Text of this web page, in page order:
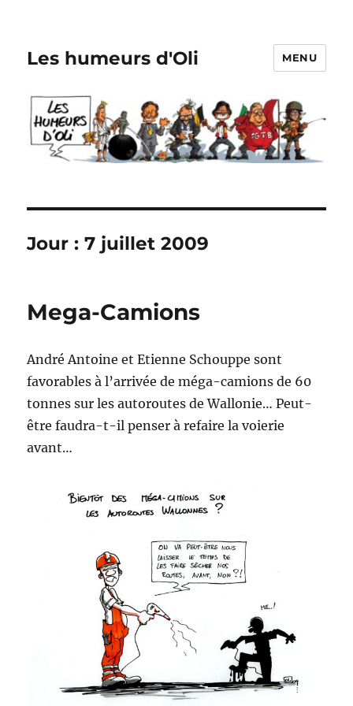
Les humeurs d'Oli MENU
Jour :7 juillet 2009
Mega-Camions
André Antoine et Etienne Schouppe sont
favorables à l’arrivée de méga-camions de 60
tonnes sur les autoroutes de Wallonie… Peut-
être faudra-t-il penser à refaire la voierie
avant…